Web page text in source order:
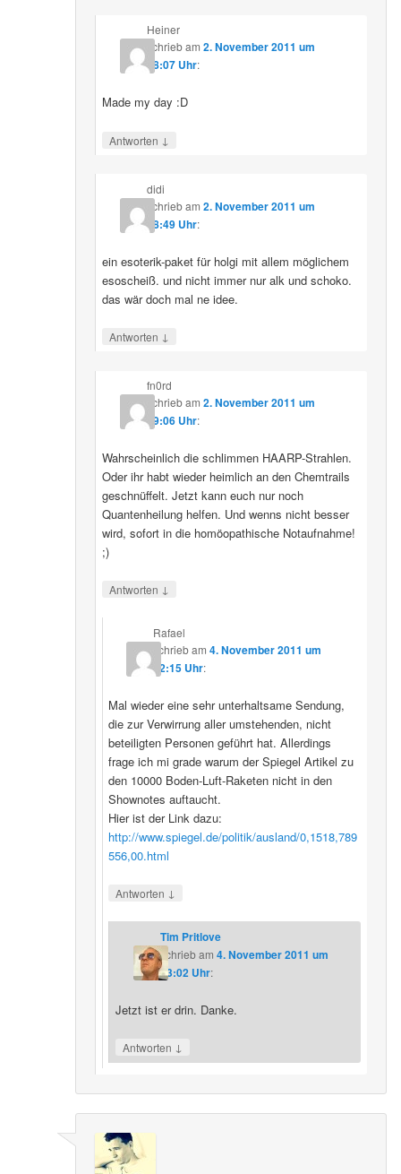
Heiner
schriebam 2. November 2011 um
18:07 Uhr:
Made my day :D
Antworten ↓
didi
schriebam 2. November 2011 um
18:49 Uhr:
ein esoterik-paket für holgi mit allem möglichem
esoscheiß. und nicht immer nur alk und schoko.
das wär doch mal ne idee.
Antworten ↓
fn0rd
schriebam 2. November 2011 um
19:06 Uhr:
Wahrscheinlich die schlimmen HAARP-Strahlen.
Oder ihr habt wieder heimlich an den Chemtrails
geschnüffelt. Jetzt kann euch nur noch
Quantenheilung helfen. Und wenns nicht besser
wird, sofort in die homöopathische Notaufnahme!
;)
Antworten ↓
Rafael
schriebam4. November 2011 um
12:15 Uhr:
Mal wieder eine sehr unterhaltsame Sendung,
die zur Verwirrung aller umstehenden, nicht
beteiligten Personen geführt hat. Allerdings
frage ich mi grade warum der Spiegel Artikel zu
den 10000 Boden-Luft-Raketen nicht in den
Shownotes auftaucht.
Hier ist der Link dazu:
http://www.spiegel.de/politik/ausland/0,1518,789
556,00.html
Antworten ↓
Tim Pritlove
schriebam 4. November 2011 um
13:02 Uhr:
Jetzt ist er drin. Danke.
Antworten ↓